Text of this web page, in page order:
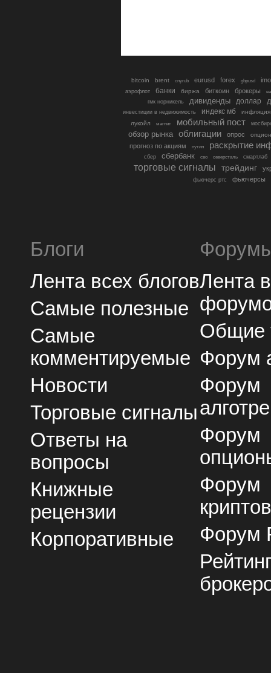
bitcoin brent cnyrub eurusd forex gbpusd
аэрофлот банки биржа биткоин брокеры
гмк норникель
дивиденды доллар
инвестиции в недвижимость индекс мб
инфляция
лукойл
магнит мобильный пост
обзор рынка облигации опрос
прогноз по акциям путин раскрытие
сбер сбербанк сво северсталь смартлаб
торговые сигналы трейдинг
фьючерс ртс фьючерсы
Блоги
Лента всех блогов
Самые полезные
Самые
комментируемые
Новости
Торговые сигналы
Ответы на
вопросы
Книжные
рецензии
Корпоративные
Лента
Общие
Форум
Форум
Форум
Форум
Форум